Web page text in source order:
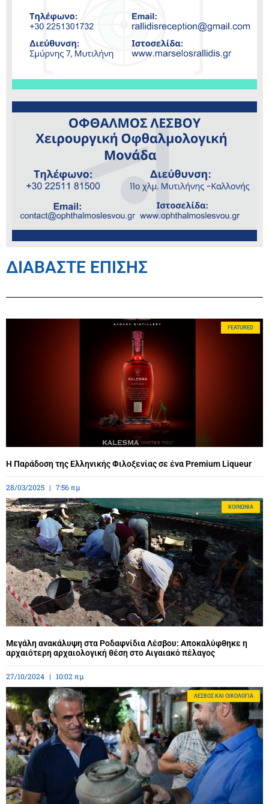
ΔΙΑΒΑΣΤΕ ΕΠΙΣΗΣ
FEATURED
Η Παράδοση της Ελληνικής Φιλοξενίας σε ένα Premium Liqueur
28/03/2025 7:56 πμ
ΚΟΙΝΩΝΊΑ
Μεγάλη ανακάλυψη στα Ροδαφνίδια Λέσβου: Αποκαλύφθηκε η
αρχαιότερη αρχαιολογική θέση στο Αιγαιακό πέλαγος
27/10/2024 10:02 πμ
ΛΈΣΒΟΣ ΚΑΙ ΟΙΚΟΛΟΓΊΑ